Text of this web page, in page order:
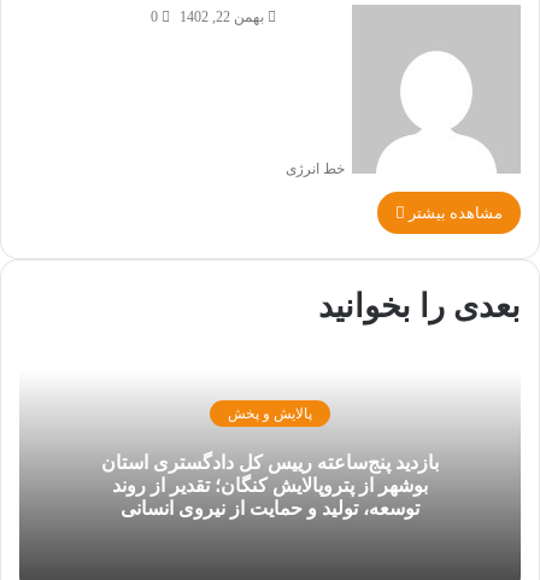
خط انرژی
بهمن 22, 1402 0
مشاهده بیشتر
بعدی را بخوانید
پالایش و پخش
بازدید پنج‌ساعته رییس کل دادگستری استان
بوشهر از پتروپالایش کنگان؛ تقدیر از روند
توسعه، تولید و حمایت از نیروی انسانی